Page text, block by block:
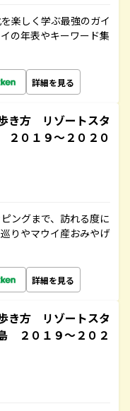
楽しく学ぶ最強のガイ
の年表やキーワード集
詳細を見る
き方 リゾートスタ
０１９～２０２０
ングまで、訪れる度に
りやマウイ産おみやげ
詳細を見る
き方 リゾートスタ
２０１９～２０２